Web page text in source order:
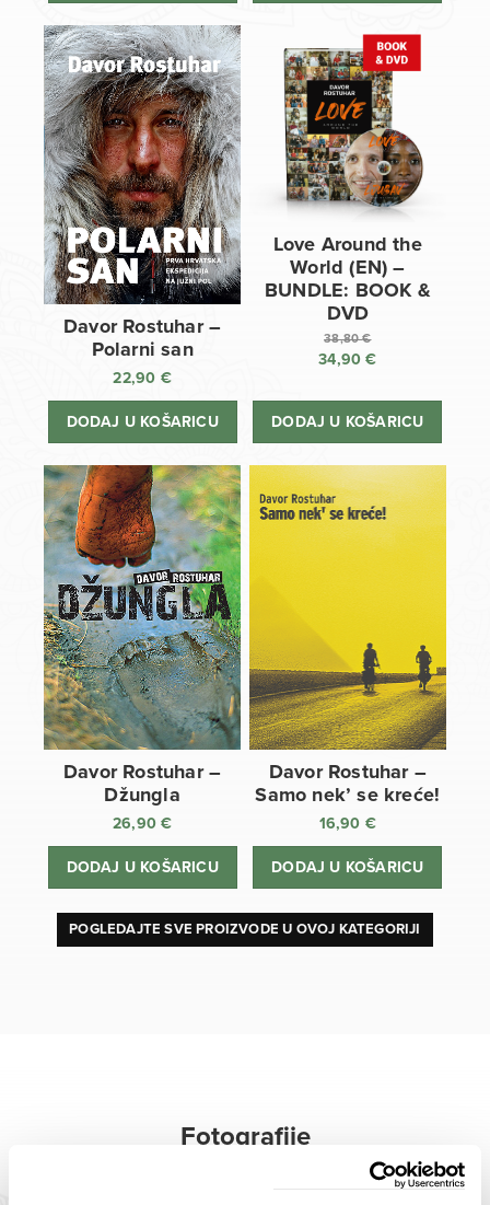
Davor Rostuhar –
Polarni san
22,90 €
DODAJ U KOŠARICU
Love Around the
World (EN) –
BUNDLE: BOOK &
DVD
38,80€
Izvorna
bila
34,90€
cijena
DODAJ U KOŠARICU
Davor Rostuhar –
Džungla
26,90€
DODAJ U KOŠARICU
Davor Rostuhar –
Samo nek’ se kreće!
16,90 €
DODAJ U KOŠARICU
POGLEDAJTE SVE PROIZVODE U OVOJ KATEGORIJI
Fotografije